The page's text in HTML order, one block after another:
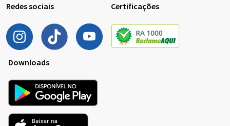
Redes sociais Certificações
Downloads